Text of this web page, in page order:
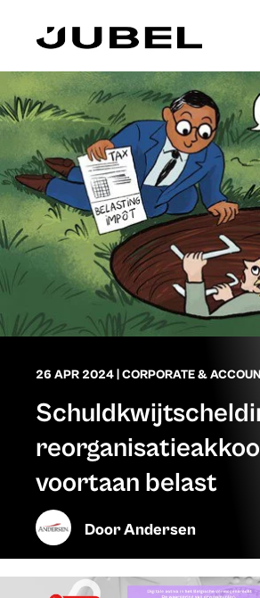
26 APR 2024 CORPORATE &
voortaan belast
DoorAndersen